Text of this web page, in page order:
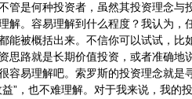
是何种投资者，虽然其投资理念与
解。容易理解到什么程度？我认为，
能被概括出来。不信你可以试试，比
思路就是长期价值投资，或者准确地
容易理解吧。索罗斯的投资理念就是
益”，也不难理解。对于我来说，我的